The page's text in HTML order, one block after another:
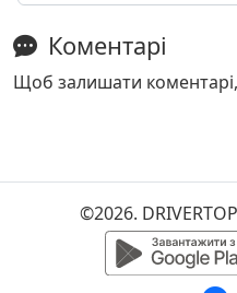
Коментарі
Щоб залишати
©2026.